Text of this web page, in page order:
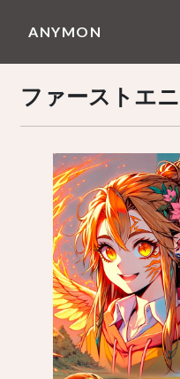
ANYMON
ファーストエ